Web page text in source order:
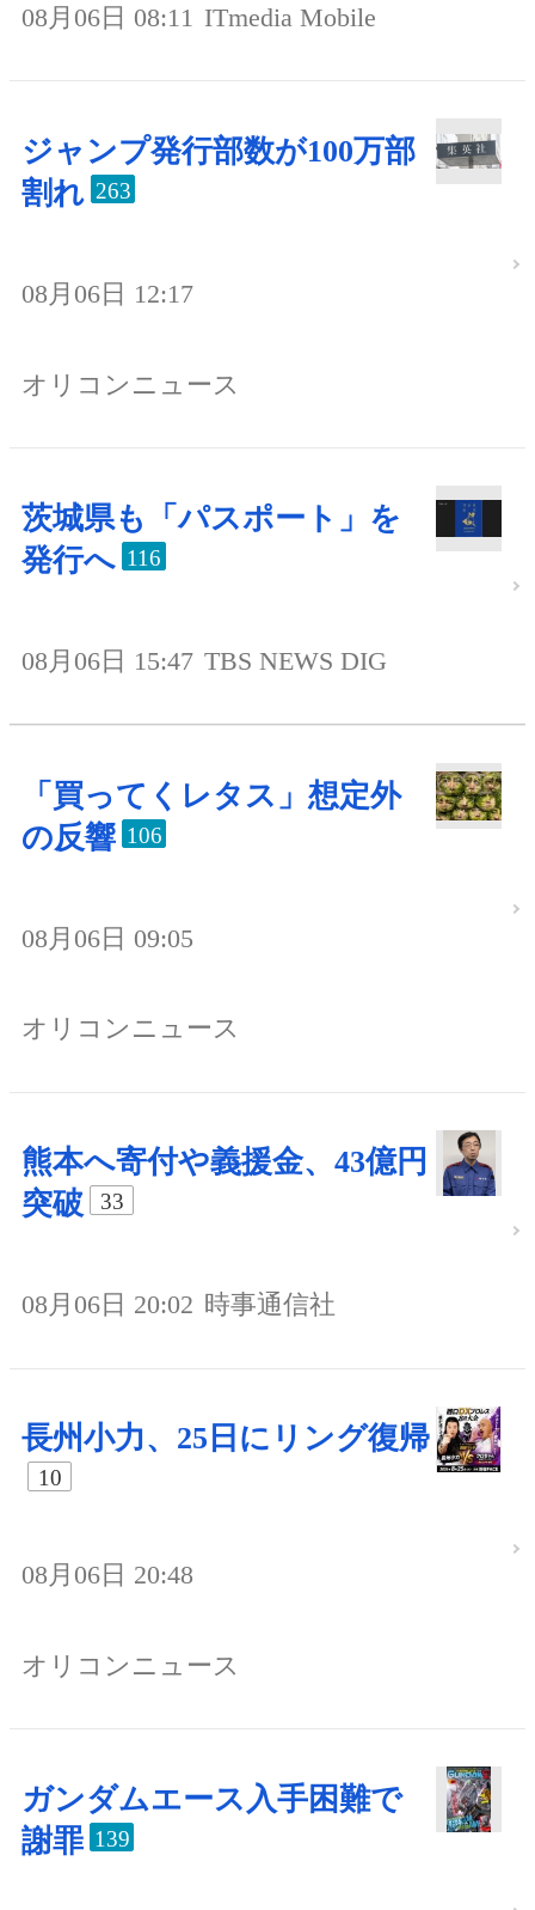
08月06日 08:11 ITmedia Mobile
ジャンプ発行部数が100万部
割れ 263
08月06日 12:17
オリコンニュース
茨城県も「パスポート」を
発行へ 116
08月06日 15:47 TBS NEWS DIG
「買ってくレタス」想定外
の反響 106
08月06日 09:05
オリコンニュース
熊本へ寄付や義援金、43億円
突破
33
08月06日 20:02 時事通信社
長州小力、25日にリング復帰
10
08月06日 20:48
オリコンニュース
ガンダムエース入手困難で
謝罪 139